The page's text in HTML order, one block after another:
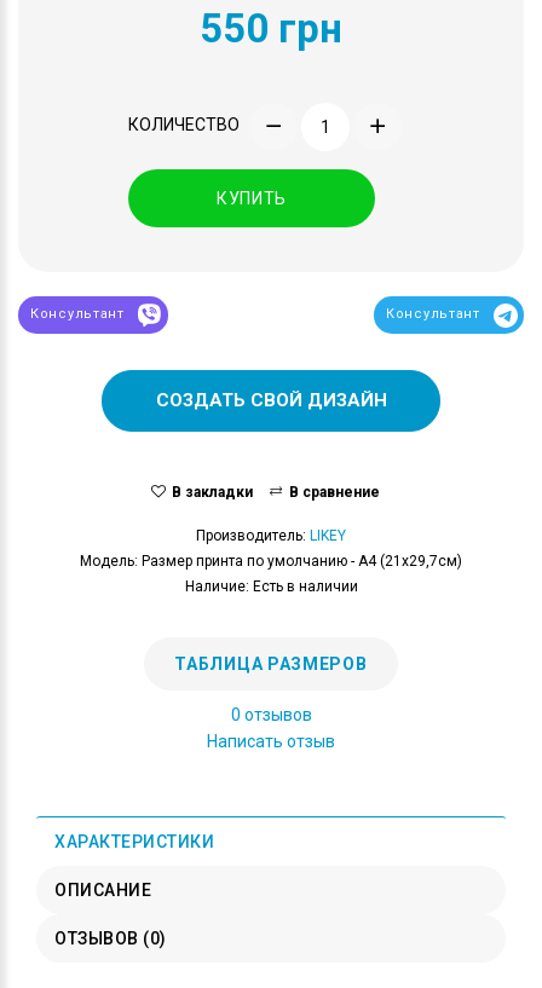
550 грн
КОЛИЧЕСТВО
КУПИТЬ
Консультант Консультант
СОЗДАТЬ СВОЙ ДИЗАЙН
В закладки В сравнение
Производитель: LIKEY
Модель: Размер принта по умолчанию - А4 (21x29,7см)
Наличие: Есть в наличии
ТАБЛИЦА РАЗМЕРОВ
0 отзывов
Написать отзыв
ХАРАКТЕРИСТИКИ
ОПИСАНИЕ
ОТЗЫВОВ (0)